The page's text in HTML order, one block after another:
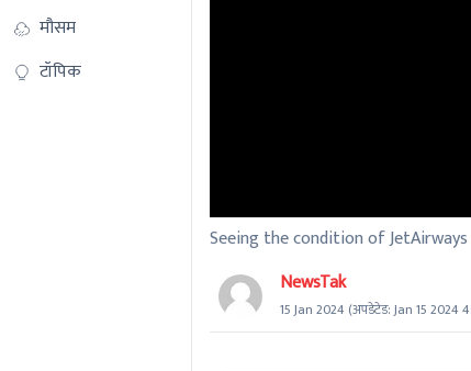
मौसम
टॉपिक
Seeing the condition of
NewsTak
15 Jan 2024 (अपडेटेड: Jan 15 2024